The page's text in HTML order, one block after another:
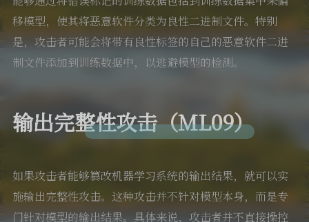
移模型，使其将恶意软件分类为良性二进制文件。特别
是，攻击者可能会将带有良性标签的自己的恶意软件二进
制文件添加到训练数据中，以逃避模型的检测。
输出完整性攻击（ML09）
如果攻击者能够篡改机器学习系统的输出结果，就可以实
施输出完整性攻击。这种攻击并不针对模型本身，而是专
门针对模型的输出结果。具体来说，攻击者并不直接操控